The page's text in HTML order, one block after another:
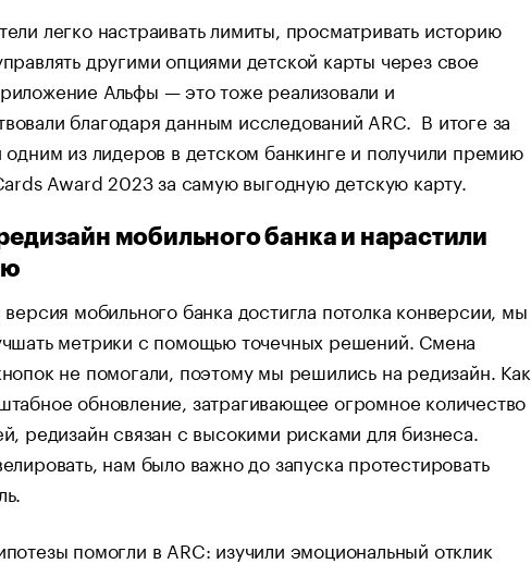
легко настраивать лимиты, просматривать историю
другими опциями детской карты через свое
Альфы — это тоже реализовали и
благодаря данным исследований ARC. В итоге за
одним из лидеров в детском банкинге и получили премию
Award 2023 за самую выгодную детскую карту.
мобильного банка и нарастили
версия мобильного банка достигла потолка конверсии, мы
метрики с помощью точечных решений. Смена
не помогали, поэтому мы решились на редизайн. Как
обновление, затрагивающее огромное количество
редизайн связан с высокими рисками для бизнеса.
нам было важно до запуска протестировать
помогли в ARC: изучили эмоциональный отклик